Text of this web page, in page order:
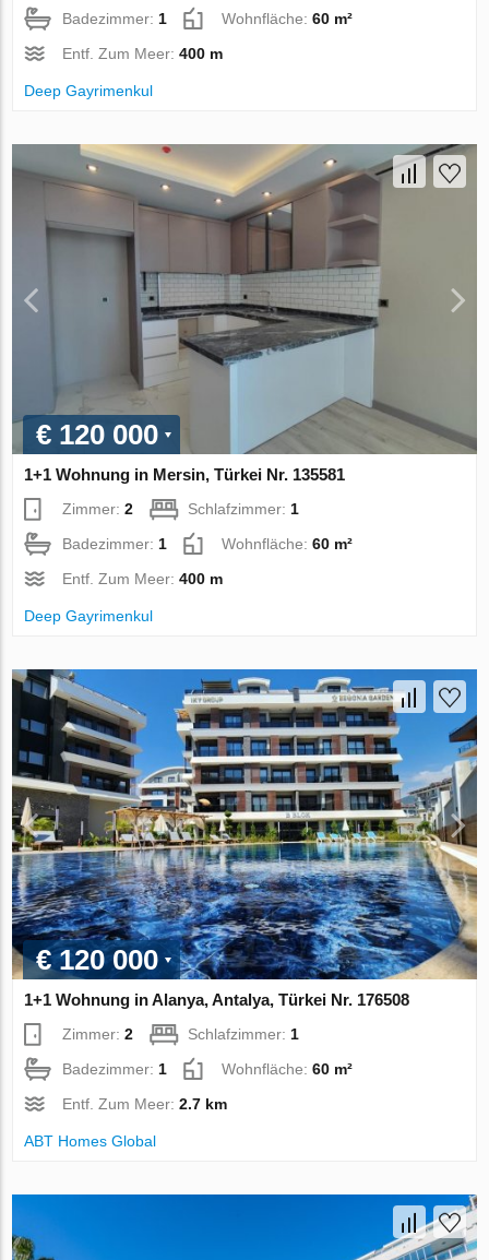
Badezimmer:1 Wohnfläche:60 m²
Entf. Zum Meer:400 m
Deep Gayrimenkul
€ 120 000
1+1 Wohnung in Mersin, Türkei Nr. 135581
Zimmer:2 Schlafzimmer: 1
Badezimmer: 1 Wohnfläche:60 m²
Entf. Zum Meer:400 m
Deep Gayrimenkul
€ 120 000
1+1 Wohnung in Alanya, Antalya, Türkei Nr. 176508
Zimmer:2 Schlafzimmer: 1
Badezimmer: 1 Wohnfläche:60 m²
Entf. Zum Meer:2.7 km
ABT Homes Global